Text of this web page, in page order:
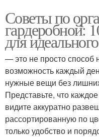
Советы по
гардеробной:
для
— это не просто способ
возможность каждый
нужные вещи без
Представьте, что
видите аккуратно
рассортированную по
только удобство и